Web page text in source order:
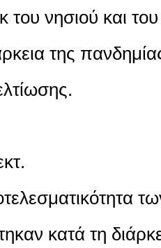
νησιού και του
της
κατά τη